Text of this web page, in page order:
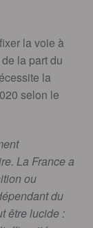
la voie à
la part du
la
selon le
La France a
ou
du
être lucide :